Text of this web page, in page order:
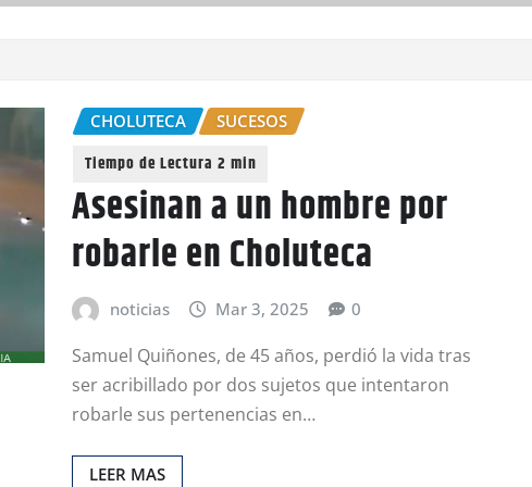
CHOLUTECA SUCESOS
Asesinan a un hombre por
robarle en Choluteca
noticias Mar 3, 2025 0
Samuel Quiñones, de 45 años, perdió la vida tras
ser acribillado por dos sujetos que intentaron
robarle sus pertenencias en…
LEER MAS